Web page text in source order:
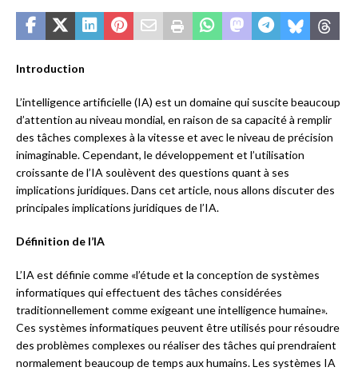
Introduction
L’intelligence artificielle (IA) est un domaine qui suscite beaucoup
d’attention au niveau mondial, en raison de sa capacité à remplir
des tâches complexes à la vitesse et avec le niveau de précision
inimaginable. Cependant, le développement et l’utilisation
croissante de l’IA soulèvent des questions quant à ses
implications juridiques. Dans cet article, nous allons discuter des
principales implications juridiques de l’IA.
Définition de l’IA
L’IA est définie comme «l’étude et la conception de systèmes
informatiques qui effectuent des tâches considérées
traditionnellement comme exigeant une intelligence humaine».
Ces systèmes informatiques peuvent être utilisés pour résoudre
des problèmes complexes ou réaliser des tâches qui prendraient
normalement beaucoup de temps aux humains. Les systèmes IA